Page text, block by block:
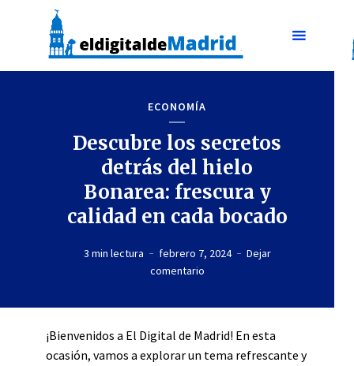
ECONOMÍA
Descubre los secretos
detrás del hielo
Bonarea: frescura y
calidad en cada bocado
3 min lectura febrero 7, 2024
Dejar
comentario
¡Bienvenidos a El Digital de Madrid! En esta
ocasión, vamos a explorar un tema refrescante y